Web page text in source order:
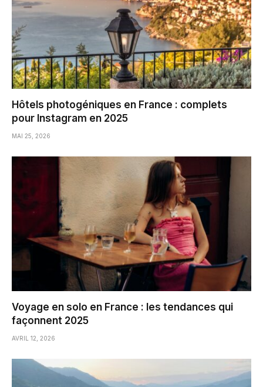
Hôtels photogéniques en France : complets
pour Instagram en 2025
MAI 25, 2026
Voyage en solo en France : les tendances qui
façonnent 2025
AVRIL 12, 2026